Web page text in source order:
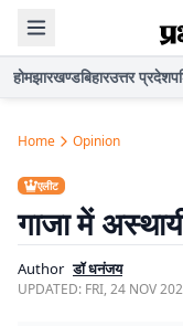
होमझारखण्डबिहारउत्तर प्रदेश
Home Opinion
एलीट
गाजा में
Author डॉ धनंजय
UPDATED: FRI, 24 NOV